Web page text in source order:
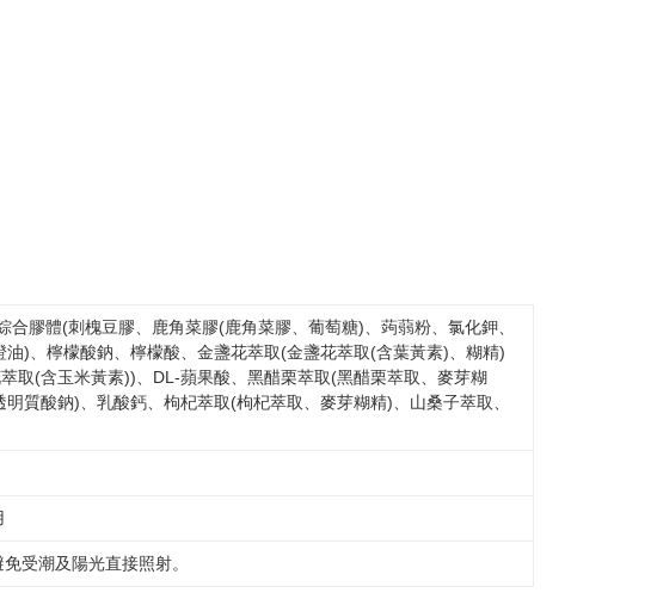
合膠體(刺槐豆膠、鹿角菜膠(鹿角菜膠、葡萄糖)、蒟蒻粉、氯化鉀、
)、檸檬酸鈉、檸檬酸、金盞花萃取(金盞花萃取(含葉黃素)、糊精)
取(含玉米黃素))、DL-蘋果酸、黑醋栗萃取(黑醋栗萃取、麥芽糊
質酸鈉)、乳酸鈣、枸杞萃取(枸杞萃取、麥芽糊精)、山桑子萃取、
受潮及陽光直接照射。